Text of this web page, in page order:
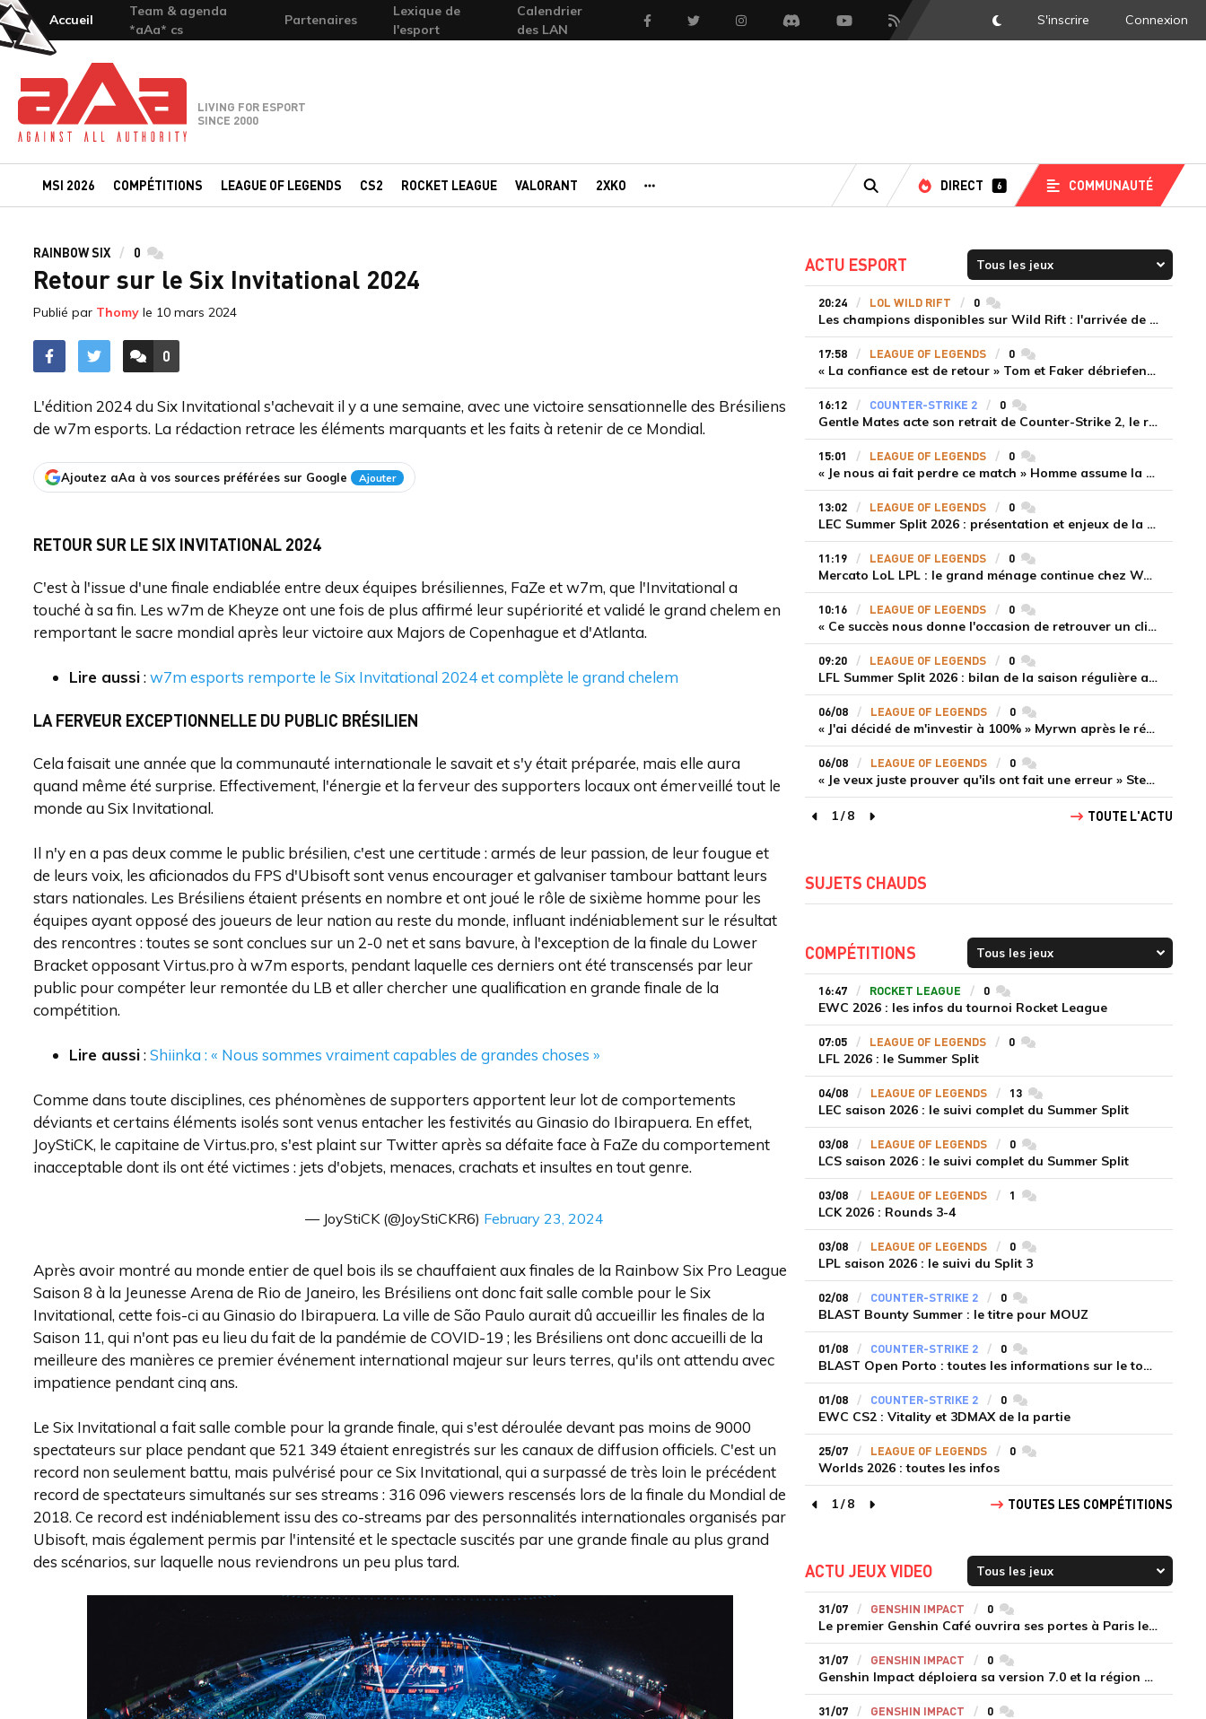
Accueil
Team & agenda
*aAa* cs
Partenaires
Lexique de
l'esport
Calendrier
des LAN
FacebookTwitter InstagramDiscord YoutubeFlux RSS DarkMode
S'inscrire Connexion
Team-aAa - against All authority
LIVING FOR ESPORT
SINCE 2000
MSI 2026 COMPÉTITIONS LEAGUE OF LEGENDS CS2 ROCKET LEAGUE VALORANT 2XKO
RECHERCHE
DIRECT 6 COMMUNAUTÉ
RAINBOW SIX 0 commentaires
Retour sur le Six Invitational 2024
Publié par Thomy le 10 mars 2024
ACCÉDER AUX
0
COMMENTAIRES
L'édition 2024 du Six Invitational s'achevait il y a une semaine, avec une victoire sensationnelle des Brésiliens
de w7m esports. La rédaction retrace les éléments marquants et les faits à retenir de ce Mondial.
Ajoutez aAa à vos sources préférées sur Google Ajouter
RETOUR SUR LE SIX INVITATIONAL 2024
C'est à l'issue d'une finale endiablée entre deux équipes brésiliennes, FaZe et w7m, que l'Invitational a
touché à sa fin. Les w7m de Kheyze ont une fois de plus affirmé leur supériorité et validé le grand chelem en
remportant le sacre mondial après leur victoire aux Majors de Copenhague et d'Atlanta.
Lire aussi:w7m esports remporte le Six Invitational 2024 et complète le grand chelem
LA FERVEUR EXCEPTIONNELLE DU PUBLIC BRÉSILIEN
Cela faisait une année que la communauté internationale le savait et s'y était préparée, mais elle aura
quand même été surprise. Effectivement, l'énergie et la ferveur des supporters locaux ont émerveillé tout le
monde au Six Invitational.
Il n'y en a pas deux comme le public brésilien, c'est une certitude : armés de leur passion, de leur fougue et
de leurs voix, les aficionados du FPS d'Ubisoft sont venus encourager et galvaniser tambour battant leurs
stars nationales. Les Brésiliens étaient présents en nombre et ont joué le rôle de sixième homme pour les
équipes ayant opposé des joueurs de leur nation au reste du monde, influant indéniablement sur le résultat
des rencontres : toutes se sont conclues sur un 2-0 net et sans bavure, à l'exception de la finale du Lower
Bracket opposant Virtus.pro à w7m esports, pendant laquelle ces derniers ont été transcensés par leur
public pour compéter leur remontée du LB et aller chercher une qualification en grande finale de la
compétition.
Lire aussi:Shiinka : « Nous sommes vraiment capables de grandes choses »
Comme dans toute disciplines, ces phénomènes de supporters apportent leur lot de comportements
déviants et certains éléments isolés sont venus entacher les festivités au Ginasio do Ibirapuera. En effet,
JoyStiCK, le capitaine de Virtus.pro, s'est plaint sur Twitter après sa défaite face à FaZe du comportement
inacceptable dont ils ont été victimes : jets d'objets, menaces, crachats et insultes en tout genre.
— JoyStiCK (@JoyStiCKR6) February 23, 2024
Après avoir montré au monde entier de quel bois ils se chauffaient aux finales de la Rainbow Six Pro League
Saison 8 à la Jeunesse Arena de Rio de Janeiro, les Brésiliens ont donc fait salle comble pour le Six
Invitational, cette fois-ci au Ginasio do Ibirapuera. La ville de São Paulo aurait dû accueillir les finales de la
Saison 11, qui n'ont pas eu lieu du fait de la pandémie de COVID-19 ; les Brésiliens ont donc accueilli de la
meilleure des manières ce premier événement international majeur sur leurs terres, qu'ils ont attendu avec
impatience pendant cinq ans.
Le Six Invitational a fait salle comble pour la grande finale, qui s'est déroulée devant pas moins de 9000
spectateurs sur place pendant que 521 349 étaient enregistrés sur les canaux de diffusion officiels. C'est un
record non seulement battu, mais pulvérisé pour ce Six Invitational, qui a surpassé de très loin le précédent
record de spectateurs simultanés sur ses streams : 316 096 viewers rescensés lors de la finale du Mondial de
2018. Ce record est indéniablement issu des co-streams par des personnalités internationales organisés par
Ubisoft, mais également permis par l'intensité et le spectacle suscités par une grande finale au plus grand
des scénarios, sur laquelle nous reviendrons un peu plus tard.
ACTU ESPORT
20:24 LOL WILD RIFT 0commentaires
Les champions disponibles sur Wild Rift : l'arrivée de Cho'Gath
17:58 LEAGUE OF LEGENDS 0commentaires
« La confiance est de retour » Tom et Faker débriefent la victoire convaincante de T1 face à Dplus KIA
16:12 COUNTER-STRIKE 2 0commentaires
Gentle Mates acte son retrait de Counter-Strike 2, le roster ibérique libéré
15:01 LEAGUE OF LEGENDS 0commentaires
« Je nous ai fait perdre ce match » Homme assume la responsabilité de la défaite de HLE face à Gen.G
13:02 LEAGUE OF LEGENDS 0commentaires
LEC Summer Split 2026 : présentation et enjeux de la troisième semaine de compétition
11:19 LEAGUE OF LEGENDS 0commentaires
Mercato LoL LPL : le grand ménage continue chez Weibo Gaming, Jiejie quitte le navire au profit de Xiaohao
10:16 LEAGUE OF LEGENDS 0commentaires
« Ce succès nous donne l'occasion de retrouver un climat beaucoup plus positif » Ryu et Canyon soulagés après la victoire de Gen.G sur HLE
09:20 LEAGUE OF LEGENDS 0commentaires
LFL Summer Split 2026 : bilan de la saison régulière avec Solary en tête
06/08 LEAGUE OF LEGENDS 0commentaires
« J'ai décidé de m'investir à 100% » Myrwn après le réveil de Movistar KOI face à Fnatic
06/08 LEAGUE OF LEGENDS 0commentaires
« Je veux juste prouver qu'ils ont fait une erreur » Stend se confie sur son mercato chaotique et ses ambitions avec Shifters
page précédente
1/8
page suivante
TOUTE L'ACTU
SUJETS CHAUDS
COMPÉTITIONS
16:47 ROCKET LEAGUE 0commentaires
EWC 2026 : les infos du tournoi Rocket League
07:05 LEAGUE OF LEGENDS 0commentaires
LFL 2026 : le Summer Split
04/08 LEAGUE OF LEGENDS 13commentaires
LEC saison 2026 : le suivi complet du Summer Split
03/08 LEAGUE OF LEGENDS 0commentaires
LCS saison 2026 : le suivi complet du Summer Split
03/08 LEAGUE OF LEGENDS 1 commentaires
LCK 2026 : Rounds 3-4
03/08 LEAGUE OF LEGENDS 0commentaires
LPL saison 2026 : le suivi du Split 3
02/08 COUNTER-STRIKE 2 0commentaires
BLAST Bounty Summer : le titre pour MOUZ
01/08 COUNTER-STRIKE 2 0commentaires
BLAST Open Porto : toutes les informations sur le tournoi
01/08 COUNTER-STRIKE 2 0commentaires
EWC CS2 : Vitality et 3DMAX de la partie
25/07 LEAGUE OF LEGENDS 0commentaires
Worlds 2026 : toutes les infos
page précédente
1/8
page suivante
TOUTES LES COMPÉTITIONS
ACTU JEUX VIDEO
31/07 GENSHIN IMPACT 0commentaires
Le premier Genshin Café ouvrira ses portes à Paris le 14 août
31/07 GENSHIN IMPACT 0commentaires
Genshin Impact déploiera sa version 7.0 et la région de Snezhnaya le 12 août
31/07 GENSHIN IMPACT 0commentaires